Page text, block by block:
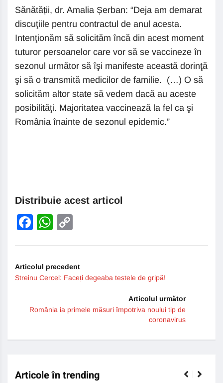
Sănătății, dr. Amalia Șerban: “Deja am demarat
discuţiile pentru contractul de anul acesta.
Intenţionăm să solicităm încă din acest moment
tuturor persoanelor care vor să se vaccineze în
sezonul următor să îşi manifeste această dorinţă
şi să o transmită medicilor de familie. (…) O să
solicităm altor state să vedem dacă au aceste
posibilităţi. Majoritatea vaccinează la fel ca şi
România înainte de sezonul epidemic.”
Distribuie acest articol
Facebook
WhatsApp
Articolul precedent
Streinu Cercel: Faceți degeaba testele de gripă!
Articolul următor
România ia primele măsuri împotriva noului tip de
coronavirus
Articole în trending